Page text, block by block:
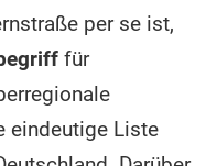
per se ist,
für
eindeutige Liste